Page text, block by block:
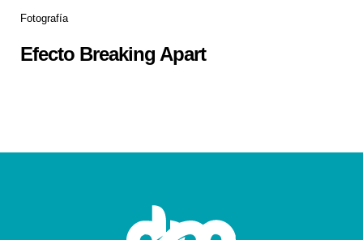
Fotografía
Efecto Breaking Apart